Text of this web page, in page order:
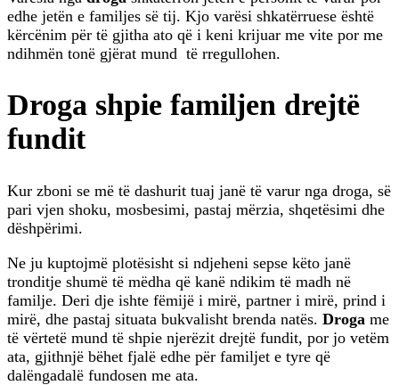
edhe jetën e familjes së tij. Kjo varësi shkatërruese është
kërcënim për të gjitha ato që i keni krijuar me vite por me
ndihmën tonë gjërat mund të rregullohen.
Droga shpie familjen drejtë
fundit
Kur zboni se më të dashurit tuaj janë të varur nga droga, së
pari vjen shoku, mosbesimi, pastaj mërzia, shqetësimi dhe
dëshpërimi.
Ne ju kuptojmë plotësisht si ndjeheni sepse këto janë
tronditje shumë të mëdha që kanë ndikim të madh në
familje. Deri dje ishte fëmijë i mirë, partner i mirë, prind i
mirë, dhe pastaj situata bukvalisht brenda natës. Droga me
të vërtetë mund të shpie njerëzit drejtë fundit, por jo vetëm
ata, gjithnjë bëhet fjalë edhe për familjet e tyre që
dalëngadalë fundosen me ata.